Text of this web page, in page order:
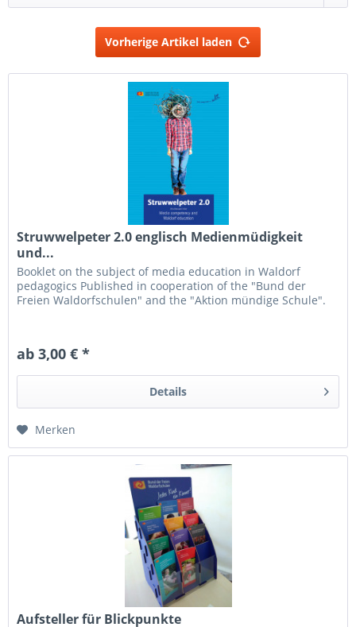
Vorherige Artikel laden
Struwwelpeter 2.0 englisch Medienmüdigkeit
und...
Booklet on the subject of media education in Waldorf
pedagogics Published in cooperation of the "Bund der
Freien Waldorfschulen" and the "Aktion mündige Schule".
ab 3,00 € *
Details
Merken
Aufsteller für Blickpunkte